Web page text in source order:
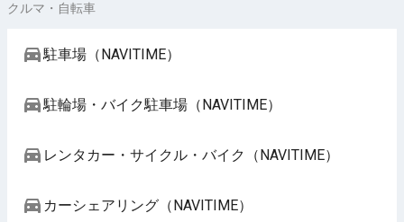
クルマ・自転車
駐車場（NAVITIME）
駐輪場・バイク駐車場（NAVITIME）
レンタカー・サイクル・バイク（NAVITIME）
カーシェアリング（NAVITIME）